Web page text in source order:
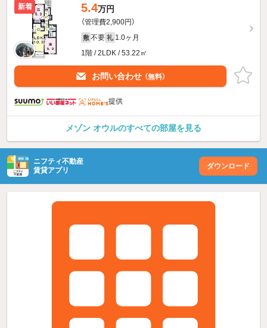
新着 5.4万円
（管理費2,900円）
敷 不要 礼 1.0ヶ月
1階 / 2LDK / 53.22㎡
お問い合わせ （無料）
提供
メゾン オウルのすべての部屋を見る
ニフティ不動産
賃貸アプリ
ダウンロード